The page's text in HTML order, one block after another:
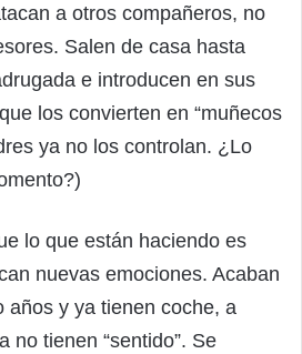
a otros compañeros, no
Salen de casa hasta
e introducen en sus
los convierten en “muñecos
ya no los controlan. ¿Lo
lo que están haciendo es
nuevas emociones. Acaban
años y ya tienen coche, a
no tienen “sentido”. Se